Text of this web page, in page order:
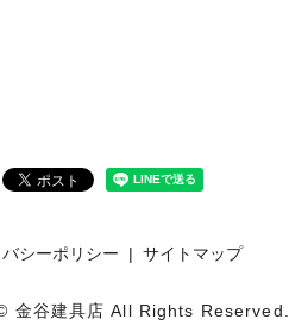
シーポリシー サイトマップ
金谷建具店 All Rights Reserved.